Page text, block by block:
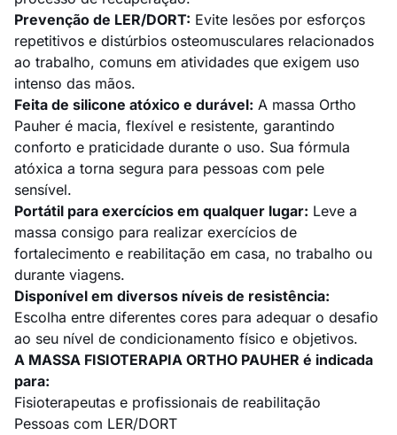
Prevenção de LER/DORT: Evite lesões por esforços
repetitivos e distúrbios osteomusculares relacionados
ao trabalho, comuns em atividades que exigem uso
intenso das mãos.
Feita de silicone atóxico e durável: A massa Ortho
Pauher é macia, flexível e resistente, garantindo
conforto e praticidade durante o uso. Sua fórmula
atóxica a torna segura para pessoas com pele
sensível.
Portátil para exercícios em qualquer lugar: Leve a
massa consigo para realizar exercícios de
fortalecimento e reabilitação em casa, no trabalho ou
durante viagens.
Disponível em diversos níveis de resistência:
Escolha entre diferentes cores para adequar o desafio
ao seu nível de condicionamento físico e objetivos.
A MASSA FISIOTERAPIA ORTHO PAUHER é indicada
para:
Fisioterapeutas e profissionais de reabilitação
Pessoas com LER/DORT